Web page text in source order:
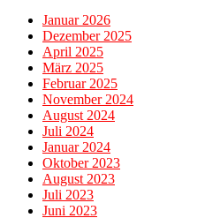
Januar 2026
Dezember 2025
April 2025
März 2025
Februar 2025
November 2024
August 2024
Juli 2024
Januar 2024
Oktober 2023
August 2023
Juli 2023
Juni 2023